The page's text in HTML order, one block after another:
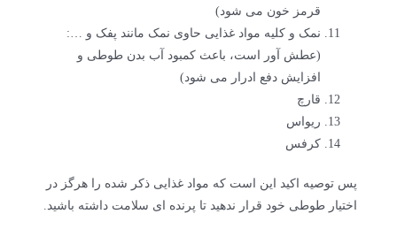
قرمز خون می شود)
نمک و کلیه مواد غذایی حاوی نمک مانند پفک و …:
(عطش آور است، باعث کمبود آب بدن طوطی و
افزایش دفع ادرار می شود)
قارچ
ریواس
کرفس
پس توصیه اکید این است که مواد غذایی ذکر شده را هرگز در
اختیار طوطی خود قرار ندهید تا پرنده ای سلامت داشته باشید.